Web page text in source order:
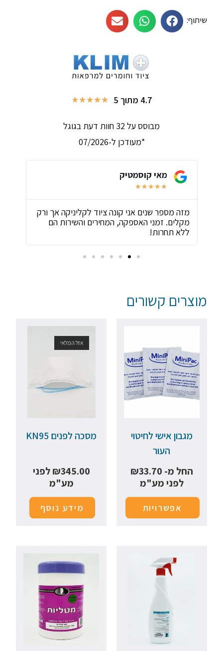
שיתוף:
4.7 מתוך 5 ★
★
★
★
★
מבוסס על 32 חוות דעת בגוגל
*מעודכן ל-07/2026
מאי קוסמטיק
★
★
★
★
★
מזה מספר שנים אני קונה ציוד לקליניקה אך ורק
מקלים. זמני האספקה, המחירים והשירות הם
ללא תחרות!
מוצרים קשורים
מגבון אישי לחיטוי
העור
החל מ-
₪33.70
לפני מע"מ
אפשרויות
אזל המלאי
מסכה לפנים KN95
₪345.00
לפני
מע"מ
מידע נוסף